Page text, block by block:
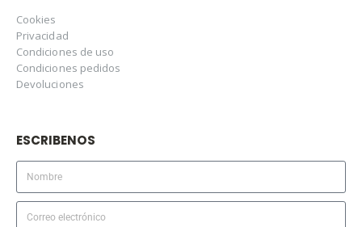
Cookies
Privacidad
Condiciones de uso
Condiciones pedidos
Devoluciones
ESCRIBENOS